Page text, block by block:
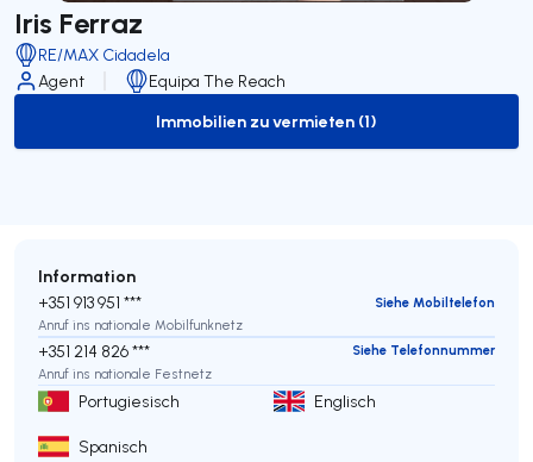
Iris Ferraz
RE/MAX Cidadela
Agent
Equipa The Reach
to-rent-listing
Immobilien zu vermieten (1)
Information
+351 913 951 ***
Siehe Mobiltelefon
Anruf ins nationale Mobilfunknetz
+351 214 826 ***
Siehe Telefonnummer
Anruf ins nationale Festnetz
Portugiesisch Englisch
Spanisch